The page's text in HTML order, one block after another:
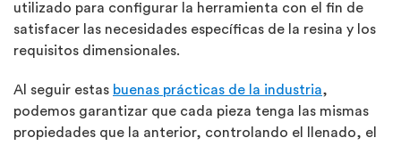
utilizado para configurar la herramienta con el fin de
satisfacer las necesidades específicas de la resina y los
requisitos dimensionales.
Al seguir estas buenas prácticas de la industria,
podemos garantizar que cada pieza tenga las mismas
propiedades que la anterior, controlando el llenado, el